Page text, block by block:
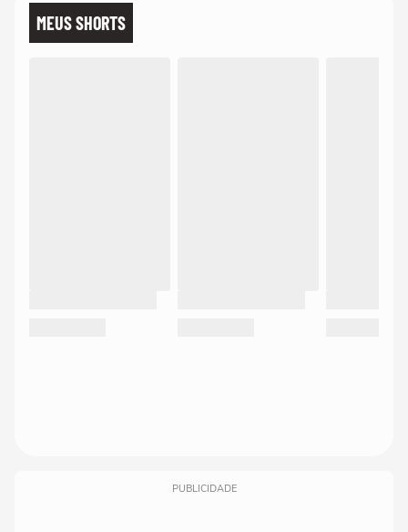
MEUS SHORTS
PUBLICIDADE